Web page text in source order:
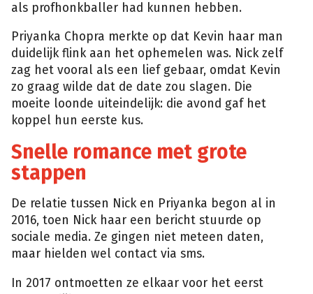
als profhonkballer had kunnen hebben.
Priyanka Chopra merkte op dat Kevin haar man
duidelijk flink aan het ophemelen was. Nick zelf
zag het vooral als een lief gebaar, omdat Kevin
zo graag wilde dat de date zou slagen. Die
moeite loonde uiteindelijk: die avond gaf het
koppel hun eerste kus.
Snelle romance met grote
stappen
De relatie tussen Nick en Priyanka begon al in
2016, toen Nick haar een bericht stuurde op
sociale media. Ze gingen niet meteen daten,
maar hielden wel contact via sms.
In 2017 ontmoetten ze elkaar voor het eerst